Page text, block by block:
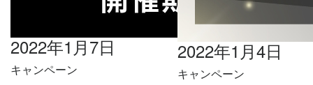
2022年1月7日
キャンペーン
2022年1月4日
キャンペーン